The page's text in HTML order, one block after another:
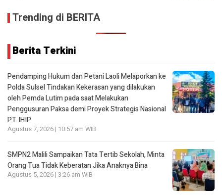
Trending di BERITA
Berita Terkini
Pendamping Hukum dan Petani Laoli Melaporkan ke
Polda Sulsel Tindakan Kekerasan yang dilakukan
oleh Pemda Lutim pada saat Melakukan
Penggusuran Paksa demi Proyek Strategis Nasional
PT. IHIP
Agustus 7, 2026 | 10:57 am WIB
SMPN2 Malili Sampaikan Tata Tertib Sekolah, Minta
Orang Tua Tidak Keberatan Jika Anaknya Bina
Agustus 5, 2026 | 3:26 am WIB